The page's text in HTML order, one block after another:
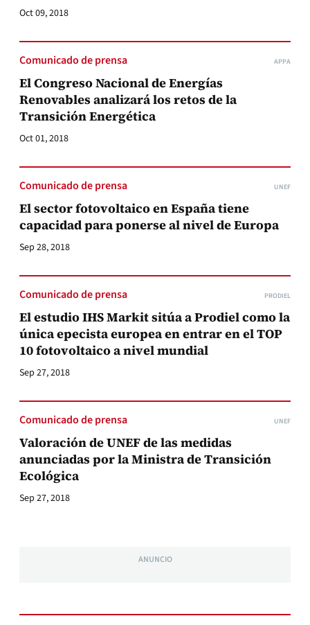
Oct 09, 2018
Comunicado de prensa APPA
El Congreso Nacional de Energías
Renovables analizará los retos de la
Transición Energética
Oct 01, 2018
Comunicado de prensa UNEF
El sector fotovoltaico en España tiene
capacidad para ponerse al nivel de Europa
Sep 28, 2018
Comunicado de prensa PRODIEL
El estudio IHS Markit sitúa a Prodiel como la
única epecista europea en entrar en el TOP
10 fotovoltaico a nivel mundial
Sep 27, 2018
Comunicado de prensa UNEF
Valoración de UNEF de las medidas
anunciadas por la Ministra de Transición
Ecológica
Sep 27, 2018
ANUNCIO